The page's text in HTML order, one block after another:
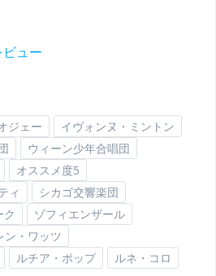
ビュー
ジェー
イヴォンヌ・ミントン
ウィーン少年合唱団
オススメ度5
ィ
シカゴ交響楽団
ク
ゾフィエンザール
ン・ワッツ
ルチア・ポップ ルネ・コロ